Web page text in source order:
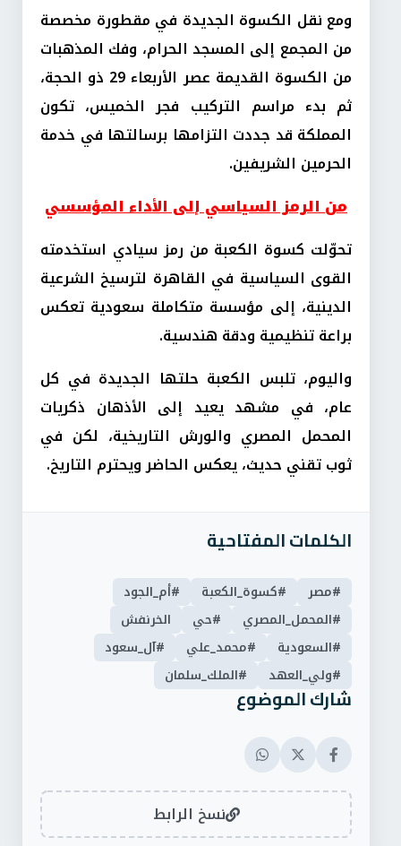
ومع نقل الكسوة الجديدة في مقطورة مخصصة
من المجمع إلى المسجد الحرام، وفك المذهبات
من الكسوة القديمة عصر الأربعاء 29 ذو الحجة،
ثم بدء مراسم التركيب فجر الخميس، تكون
المملكة قد جددت التزامها برسالتها في خدمة
الحرمين الشريفين.
من الرمز السياسي إلى الأداء المؤسسي
تحوّلت كسوة الكعبة من رمز سيادي استخدمته
القوى السياسية في القاهرة لترسيخ الشرعية
الدينية، إلى مؤسسة متكاملة سعودية تعكس
براعة تنظيمية ودقة هندسية.
واليوم، تلبس الكعبة حلتها الجديدة في كل
عام، في مشهد يعيد إلى الأذهان ذكريات
المحمل المصري والورش التاريخية، لكن في
ثوب تقني حديث، يعكس الحاضر ويحترم التاريخ.
الكلمات المفتاحية
#مصر #كسوة_الكعبة
#أم_الجود
#المحمل_المصري
#حي
الخرنفش
#السعودية
#محمد_علي
#آل_سعود
#ولي_العهد
#الملك_سلمان
شارك الموضوع
نسخ الرابط